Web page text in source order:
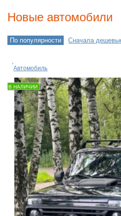
Новые автомобили
По популярности Сначала
Автомобиль
В НАЛИЧИИ